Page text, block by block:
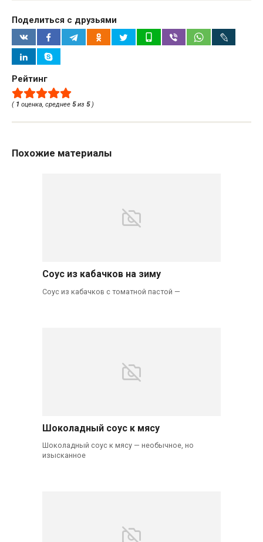
Поделиться с друзьями
Рейтинг
( 1 оценка, среднее 5из 5)
Похожие материалы
Соус из кабачков на зиму
Соус из кабачков с томатной пастой —
Шоколадный соус к мясу
Шоколадный соус к мясу — необычное, но
изысканное